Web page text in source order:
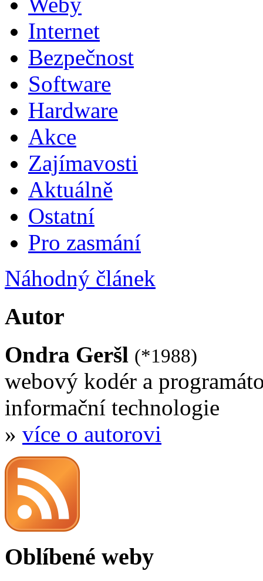
Internet
Bezpečnost
Software
Hardware
Akce
Zajímavosti
Aktuálně
Ostatní
Pro zasmání
Náhodný článek
Autor
Ondra Geršl (*1988)
webový kodér a
informační technologie
» více o autorovi
Oblíbené weby